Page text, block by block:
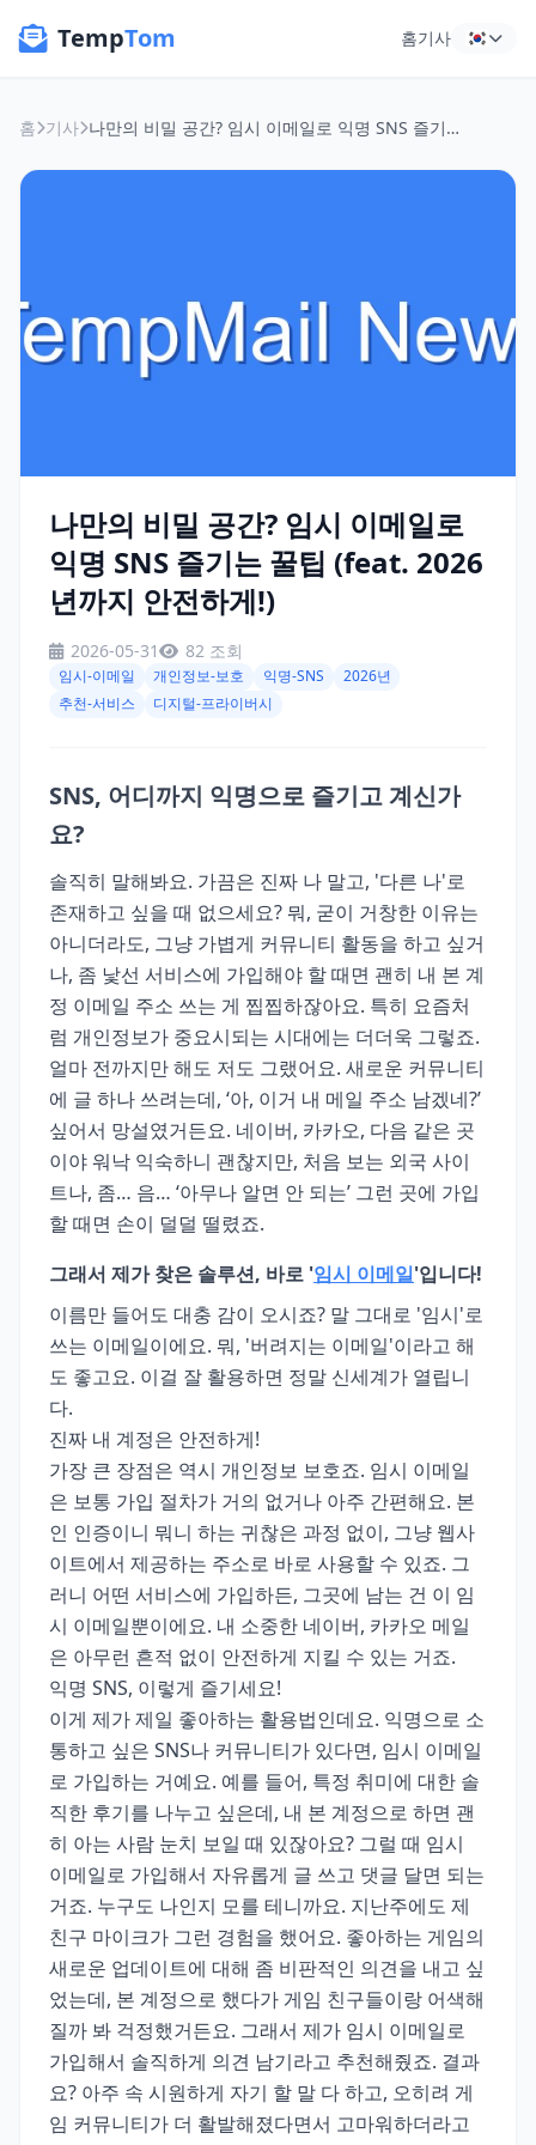
TempTom 홈기사
홈 기사 나만의 비밀 공간? 임시 이메일로 익명 SNS 즐기는 꿀팁 (feat. 2026년까지 안전하게!)
나만의 비밀 공간? 임시 이메일로
익명 SNS 즐기는 꿀팁 (feat. 2026
년까지 안전하게!)
2026-05-31 82 조회
임시-이메일 개인정보-보호 익명-SNS
2026년
추천-서비스
디지털-프라이버시
SNS, 어디까지 익명으로 즐기고 계신가
요?
솔직히 말해봐요. 가끔은 진짜 나 말고, '다른 나'로
존재하고 싶을 때 없으세요? 뭐, 굳이 거창한 이유는
아니더라도, 그냥 가볍게 커뮤니티 활동을 하고 싶거
나, 좀 낯선 서비스에 가입해야 할 때면 괜히 내 본 계
정 이메일 주소 쓰는 게 찝찝하잖아요. 특히 요즘처
럼 개인정보가 중요시되는 시대에는 더더욱 그렇죠.
얼마 전까지만 해도 저도 그랬어요. 새로운 커뮤니티
에 글 하나 쓰려는데, ‘아, 이거 내 메일 주소 남겠네?’
싶어서 망설였거든요. 네이버, 카카오, 다음 같은 곳
이야 워낙 익숙하니 괜찮지만, 처음 보는 외국 사이
트나, 좀… 음… ‘아무나 알면 안 되는’ 그런 곳에 가입
할 때면 손이 덜덜 떨렸죠.
그래서 제가 찾은 솔루션, 바로 '임시 이메일'입니다!
이름만 들어도 대충 감이 오시죠? 말 그대로 '임시'로
쓰는 이메일이에요. 뭐, '버려지는 이메일'이라고 해
도 좋고요. 이걸 잘 활용하면 정말 신세계가 열립니
다.
진짜 내 계정은 안전하게!
가장 큰 장점은 역시 개인정보 보호죠. 임시 이메일
은 보통 가입 절차가 거의 없거나 아주 간편해요. 본
인 인증이니 뭐니 하는 귀찮은 과정 없이, 그냥 웹사
이트에서 제공하는 주소로 바로 사용할 수 있죠. 그
러니 어떤 서비스에 가입하든, 그곳에 남는 건 이 임
시 이메일뿐이에요. 내 소중한 네이버, 카카오 메일
은 아무런 흔적 없이 안전하게 지킬 수 있는 거죠.
익명 SNS, 이렇게 즐기세요!
이게 제가 제일 좋아하는 활용법인데요. 익명으로 소
통하고 싶은 SNS나 커뮤니티가 있다면, 임시 이메일
로 가입하는 거예요. 예를 들어, 특정 취미에 대한 솔
직한 후기를 나누고 싶은데, 내 본 계정으로 하면 괜
히 아는 사람 눈치 보일 때 있잖아요? 그럴 때 임시
이메일로 가입해서 자유롭게 글 쓰고 댓글 달면 되는
거죠. 누구도 나인지 모를 테니까요. 지난주에도 제
친구 마이크가 그런 경험을 했어요. 좋아하는 게임의
새로운 업데이트에 대해 좀 비판적인 의견을 내고 싶
었는데, 본 계정으로 했다가 게임 친구들이랑 어색해
질까 봐 걱정했거든요. 그래서 제가 임시 이메일로
가입해서 솔직하게 의견 남기라고 추천해줬죠. 결과
요? 아주 속 시원하게 자기 할 말 다 하고, 오히려 게
임 커뮤니티가 더 활발해졌다면서 고마워하더라고